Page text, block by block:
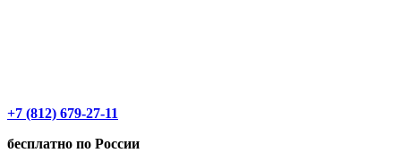
+7 (812) 679-27-11
бесплатно по России